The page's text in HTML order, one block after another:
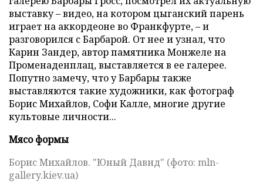
выставку – видео, на котором цыганский парень
играет на аккордеоне во Франкфурте, – и
разговорился с Барбарой. От нее и узнал, что
Карин Зандер, автор памятника Монжеле на
Променаденплац, выставляется в ее галерее.
Попутно замечу, что у Барбары также
выставляются такие художники, как фотограф
Борис Михайлов, Софи Калле, многие другие
культовые личности...
Мясо формы
Борис Михайлов. "Юный Давид" (фото: mln-
gallery.kiev.ua)